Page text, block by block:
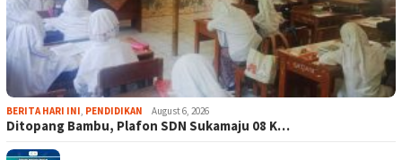
BERITA HARI INI, PENDIDIKAN August 6, 2026
Ditopang Bambu, Plafon SDN Sukamaju 08 K…